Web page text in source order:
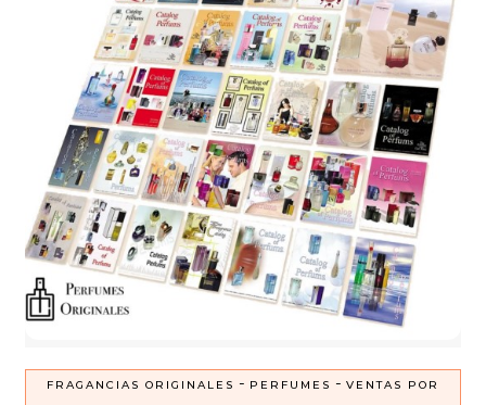
FRAGANCIAS ORIGINALES - PERFUMES - VENTAS POR